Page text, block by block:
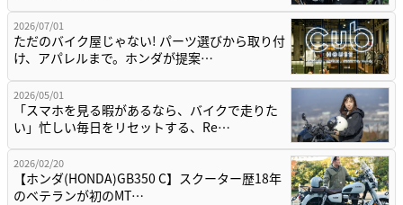
2026/07/01
ただのバイク屋じゃない! パーツ選びから取り付
け、アパレルまで。ホンダが提案…
2026/05/01
「スマホを見る暇があるなら、バイクで走りた
い」忙しい毎日をリセットする、Re…
2026/02/20
【ホンダ(HONDA)GB350 C】スクーター歴18年
のベテランが初のMT…